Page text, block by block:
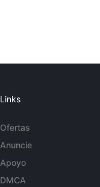
Links
Ofertas
Anuncie
Apoyo
DMCA